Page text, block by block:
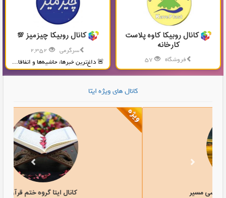
کانال روبیکا کاوه پلاست
کارخانه
فروشگاه
تولید و پخش محصولات پلاستیکی...
کانال روبیکا چیزمیز 💯
سرگرمی
🚨 داغ‌ترین خبرها، حاشیه‌ها و اتفاقا...
کانال های ویژه ایتا
ایتا خبری-تحلیلی ، سیاسی مسیر